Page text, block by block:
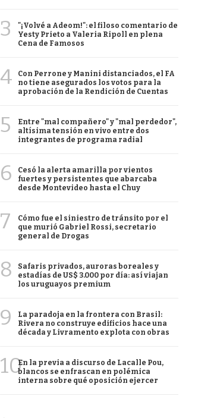
3
"¡Volvé a Adeom!": el filoso comentario de
Yesty Prieto a Valeria Ripoll en plena
Cena de Famosos
4
Con Perrone y Manini distanciados, el FA
no tiene asegurados los votos para la
aprobación de la Rendición de Cuentas
5
Entre "mal compañero" y "mal perdedor",
altísima tensión en vivo entre dos
integrantes de programa radial
6
Cesó la alerta amarilla por vientos
fuertes y persistentes que abarcaba
desde Montevideo hasta el Chuy
7
Cómo fue el siniestro de tránsito por el
que murió Gabriel Rossi, secretario
general de Drogas
8
Safaris privados, auroras boreales y
estadías de US$ 3.000 por día: así viajan
los uruguayos premium
9
La paradoja en la frontera con Brasil:
Rivera no construye edificios hace una
década y Livramento explota con obras
10En la previa a discurso de Lacalle Pou,
blancos se enfrascan en polémica
interna sobre qué oposición ejercer